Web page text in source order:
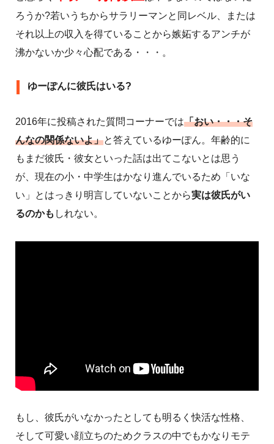
ろうか?若いうちからサラリーマンと同レベル、または
それ以上の収入を得ていることから嫉妬するアンチが
沸かないか少々心配である・・・。
ゆーぽんに彼氏はいる?
2016年に投稿された質問コーナーでは「おい・・・そ
んなの関係ないよ」と答えているゆーぽん。年齢的に
もまだ彼氏・彼女といった話は出てこないとは思う
が、現在の小・中学生はかなり進んでいるため「いな
い」とはっきり明言していないことから実は彼氏がい
るのかも しれない。
もし、彼氏がいなかったとしても明るく快活な性格、
そして可愛い顔立ちのためクラスの中でもかなりモテ